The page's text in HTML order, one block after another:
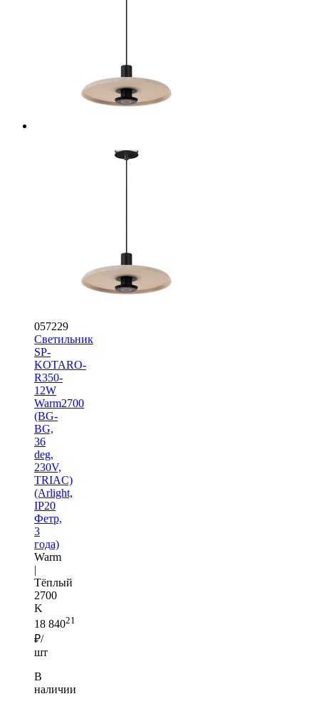
057229
Светильник
SP-
KOTARO-
R350-
12W
Warm2700
(BG-
BG,
36
deg,
230V,
TRIAC)
(Arlight,
IP20
Фетр,
3
года)
Warm
|
Тёплый
2700
K
18 84021
₽/
шт
В
наличии